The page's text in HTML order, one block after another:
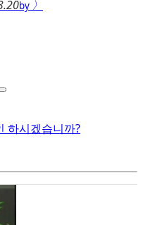
by 〉
하시겠습니까?